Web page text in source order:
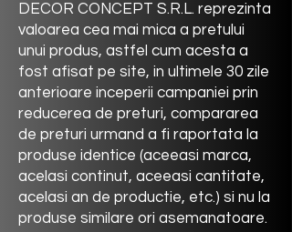
DECOR CONCEPT S.R.L. reprezinta
valoarea cea mai mica a pretului
unui produs, astfel cum acesta a
fost afisat pe site, in ultimele 30 zile
anterioare inceperii campaniei prin
reducerea de preturi, compararea
de preturi urmand a fi raportata la
produse identice (aceeasi marca,
acelasi continut, aceeasi cantitate,
acelasi an de productie, etc.) si nu la
produse similare ori asemanatoare.